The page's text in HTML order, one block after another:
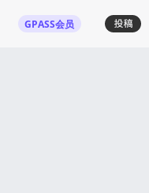
GPASS会员